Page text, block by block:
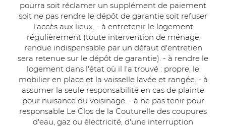
pourra soit réclamer un supplément de paiement
soit ne pas rendre le dépôt de garantie soit refuser
l'accès aux lieux. - à entretenir le logement
régulièrement (toute intervention de ménage
rendue indispensable par un défaut d'entretien
sera retenue sur le dépôt de garantie). - à rendre le
logement dans l'état où il l'a trouvé : propre, le
mobilier en place et la vaisselle lavée et rangée. - à
assumer la seule responsabilité en cas de plainte
pour nuisance du voisinage. - à ne pas tenir pour
responsable Le Clos de la Couturelle des coupures
d'eau, gaz ou électricité, d'une interruption